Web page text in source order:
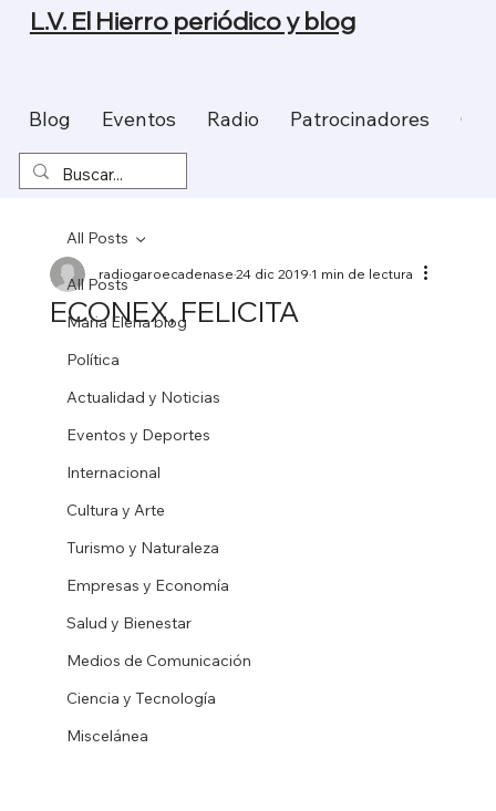
Blog Eventos Radio Patrocinadores
L.V. El Hierro periódico y blog
All Posts
Maria Elena blog
Política
Actualidad y Noticias
Eventos y Deportes
Internacional
Cultura y Arte
Turismo y Naturaleza
Empresas y Economía
Salud y Bienestar
Medios de Comunicación
Ciencia y Tecnología
Miscelánea
All Posts
ECONEX, FELICITA
radiogaroecadenase24 dic 20191 min de lectura